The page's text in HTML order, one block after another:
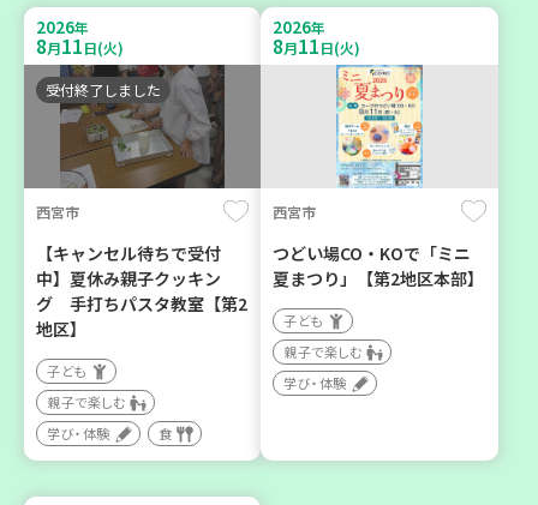
命体験講座～
大人向け
平和・防災
【第4地区】
大人向け
ボランティア
カフェ・つどい場
2026
9月4日(金)
三木市
子育てひろば「うっきっき
ー!」
子ども
2026
9月7日(月)
西宮市
2026年
8月11日(火)
受付終了しました
西宮市
【キャンセル待ちで受付
中】夏休み親子クッキン
グ 手打ちパスタ教室【第2
地区】
子ども
親子で楽しむ
学び・体験
食
2026年
8月11日(火)
西宮市
つどい場CO・KOで「ミニ
夏まつり」【第2地区本部】
子ども
親子で楽しむ
学び・体験